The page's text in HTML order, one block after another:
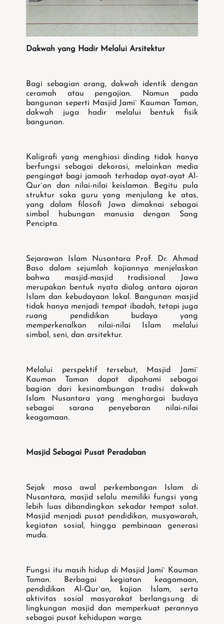
Dakwah yang Hadir Melalui Arsitektur
Bagi sebagian orang, dakwah identik dengan
ceramah atau pengajian. Namun pada
bangunan seperti Masjid Jami` Kauman Taman,
dakwah juga hadir melalui bentuk fisik
bangunan.
Kaligrafi yang menghiasi dinding tidak hanya
berfungsi sebagai dekorasi, melainkan media
pengingat bagi jamaah terhadap ayat-ayat Al-
Qur`an dan nilai-nilai keislaman. Begitu pula
struktur saka guru yang menjulang ke atas,
yang dalam filosofi Jawa dimaknai sebagai
simbol hubungan manusia dengan Sang
Pencipta.
Sejarawan Islam Nusantara Prof. Dr. Ahmad
Baso dalam sejumlah kajiannya menjelaskan
bahwa masjid-masjid tradisional Jawa
merupakan bentuk nyata dialog antara ajaran
Islam dan kebudayaan lokal. Bangunan masjid
tidak hanya menjadi tempat ibadah, tetapi juga
ruang pendidikan budaya yang
memperkenalkan nilai-nilai Islam melalui
simbol, seni, dan arsitektur.
Melalui perspektif tersebut, Masjid Jami`
Kauman Taman dapat dipahami sebagai
bagian dari kesinambungan tradisi dakwah
Islam Nusantara yang menghargai budaya
sebagai sarana penyebaran nilai-nilai
keagamaan.
Masjid Sebagai Pusat Peradaban
Sejak masa awal perkembangan Islam di
Nusantara, masjid selalu memiliki fungsi yang
lebih luas dibandingkan sekadar tempat salat.
Masjid menjadi pusat pendidikan, musyawarah,
kegiatan sosial, hingga pembinaan generasi
muda.
Fungsi itu masih hidup di Masjid Jami` Kauman
Taman. Berbagai kegiatan keagamaan,
pendidikan Al-Qur`an, kajian Islam, serta
aktivitas sosial masyarakat berlangsung di
lingkungan masjid dan memperkuat perannya
sebagai pusat kehidupan warga.